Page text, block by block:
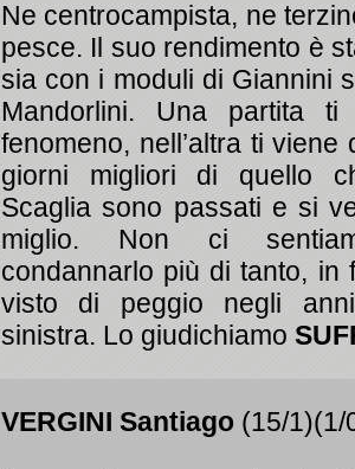
Ne centrocampista, ne
pesce. Il suo rendimento è
sia con i moduli di Giannini
Mandorlini. Una partita
fenomeno, nell’altra ti viene
giorni migliori di quello
Scaglia sono passati e si
miglio. Non ci
condannarlo più di tanto, in
visto di peggio negli
sinistra. Lo giudichiamo
VERGINI Santiago (15/1)(1/